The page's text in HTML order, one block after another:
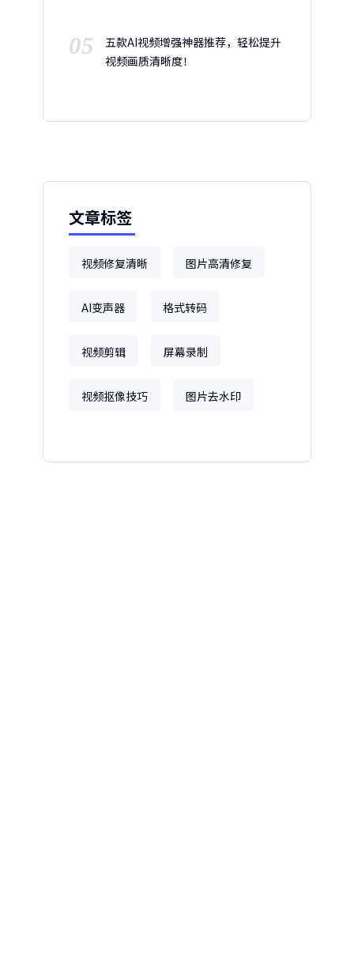
05
五款AI视频增强神器推荐，轻松提升
视频画质清晰度！
文章标签
视频修复清晰 图片高清修复
AI变声器 格式转码
视频剪辑 屏幕录制
视频抠像技巧 图片去水印